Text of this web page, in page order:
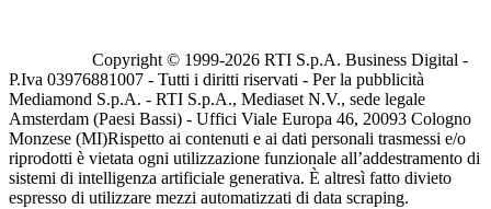
Copyright © 1999-2026 RTI S.p.A. Business Digital -
P.Iva 03976881007 - Tutti i diritti riservati - Per la pubblicità
Mediamond S.p.A. - RTI S.p.A., Mediaset N.V., sede legale
Amsterdam (Paesi Bassi) - Uffici Viale Europa 46, 20093 Cologno
Monzese (MI)Rispetto ai contenuti e ai dati personali trasmessi e/o
riprodotti è vietata ogni utilizzazione funzionale all’addestramento di
sistemi di intelligenza artificiale generativa. È altresì fatto divieto
espresso di utilizzare mezzi automatizzati di data scraping.